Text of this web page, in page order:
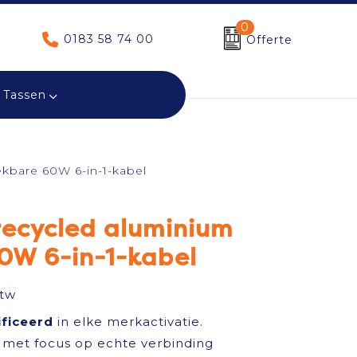
0183 58 74 00
0
Offerte
Tassen
60W 6-in-1-kabel
aluminium
6-in-1-kabel
in elke merkactivatie.
focus op echte verbinding